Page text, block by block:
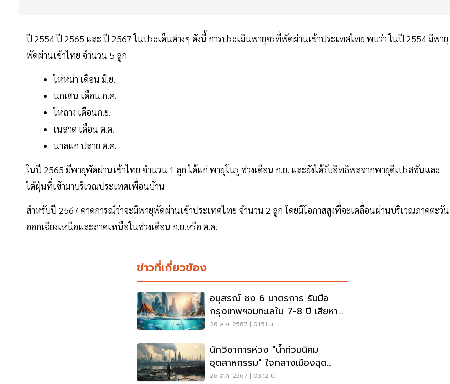
ปี 2554 ปี 2565 และ ปี 2567 ในประเด็นต่างๆ ดังนี้ การประเมินพายุจรที่พัดผ่านเข้าประเทศไทย พบว่า ในปี 2554 มีพายุ
พัดผ่านเข้าไทย จำนวน 5 ลูก
ไห่หม่า เดือน มิ.ย.
นกเตน เดือน ก.ค.
ไห่ถาง เดือนก.ย.
เนสาด เดือน ต.ค.
นาลแก ปลาย ต.ค.
ในปี 2565 มีพายุพัดผ่านเข้าไทย จำนวน 1 ลูก ได้แก่ พายุโนรู ช่วงเดือน ก.ย. และยังได้รับอิทธิพลจากพายุดีเปรสชันและ
ไต้ฝุ่นที่เข้ามาบริเวณประเทศเพื่อนบ้าน
สำหรับปี 2567 คาดการณ์ว่าจะมีพายุพัดผ่านเข้าประเทศไทย จำนวน 2 ลูก โดยมีโอกาสสูงที่จะเคลื่อนผ่านบริเวณภาคตะวัน
ออกเฉียงเหนือและภาคเหนือในช่วงเดือน ก.ย.หรือ ต.ค.
ข่าวที่เกี่ยวข้อง
อนุสรณ์ ชง 6 มาตรการ รับมือ
กรุงเทพฯจมทะเลใน 7-8 ปี เสียหาย
18 ล้านล้าน
26 ส.ค. 2567 | 01:51 น.
นักวิชาการห่วง "น้ำท่วมนิคม
อุตสาหกรรม" ใจกลางเมืองฉุด
อนาคตเศรษฐกิจไทย
26 ส.ค. 2567 | 03:12 น.